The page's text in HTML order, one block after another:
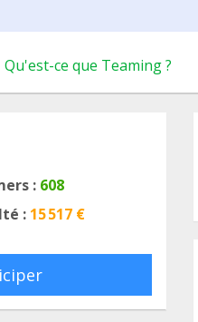
Qu'est-ce que Teaming ?
: 608
: 15 517 €